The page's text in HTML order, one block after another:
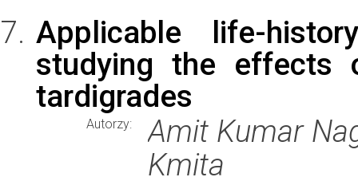
Applicable life-
studying the effects
tardigrades
Autorzy:
Amit Kumar
Kmita